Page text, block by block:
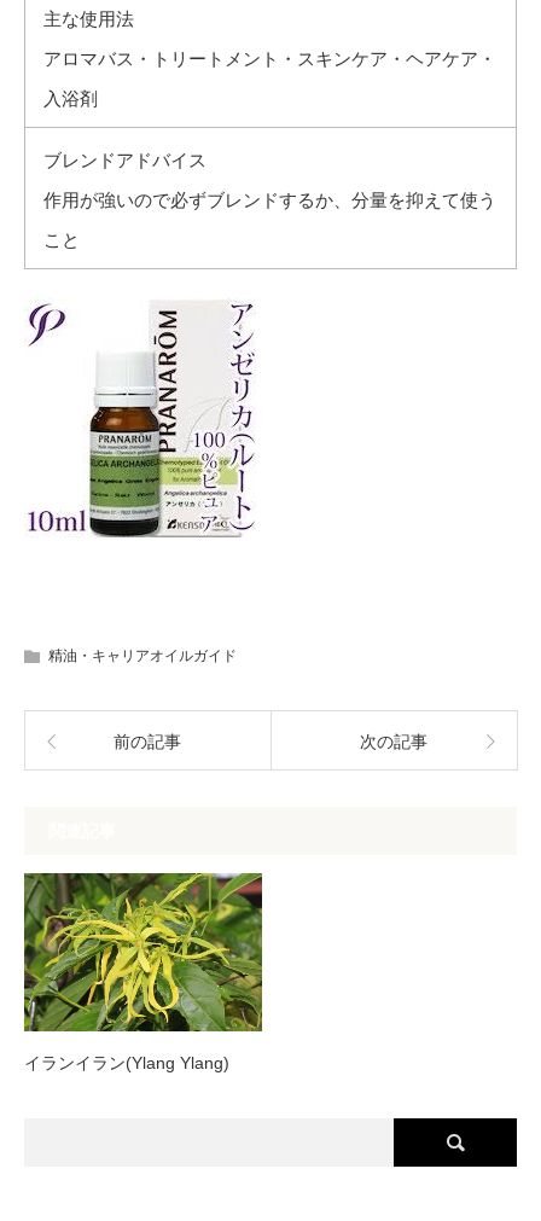
主な使用法
アロマバス・トリートメント・スキンケア・ヘアケア・
入浴剤
ブレンドアドバイス
作用が強いので必ずブレンドするか、分量を抑えて使う
こと
精油・キャリアオイルガイド
前の記事 次の記事
イランイラン(Ylang Ylang)